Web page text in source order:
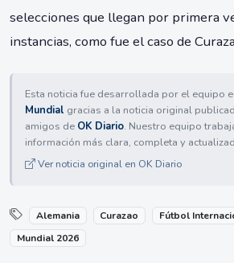
selecciones que llegan por primera
instancias, como fue el caso de
Esta noticia fue desarrollada por el equipo
Mundial gracias a la noticia original
amigos de OK Diario. Nuestro equipo
información más clara, completa y
Ver noticia original en OK Diario
Alemania Curazao Fútbol
Mundial 2026